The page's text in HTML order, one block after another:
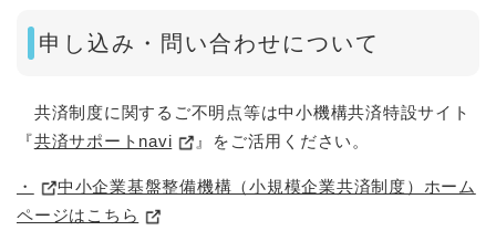
申し込み・問い合わせについて
共済制度に関するご不明点等は中小機構共済特設サイト
『共済サポートnavi 』をご活用ください。
・
中小企業基盤整備機構（小規模企業共済制度）ホーム
ページはこちら